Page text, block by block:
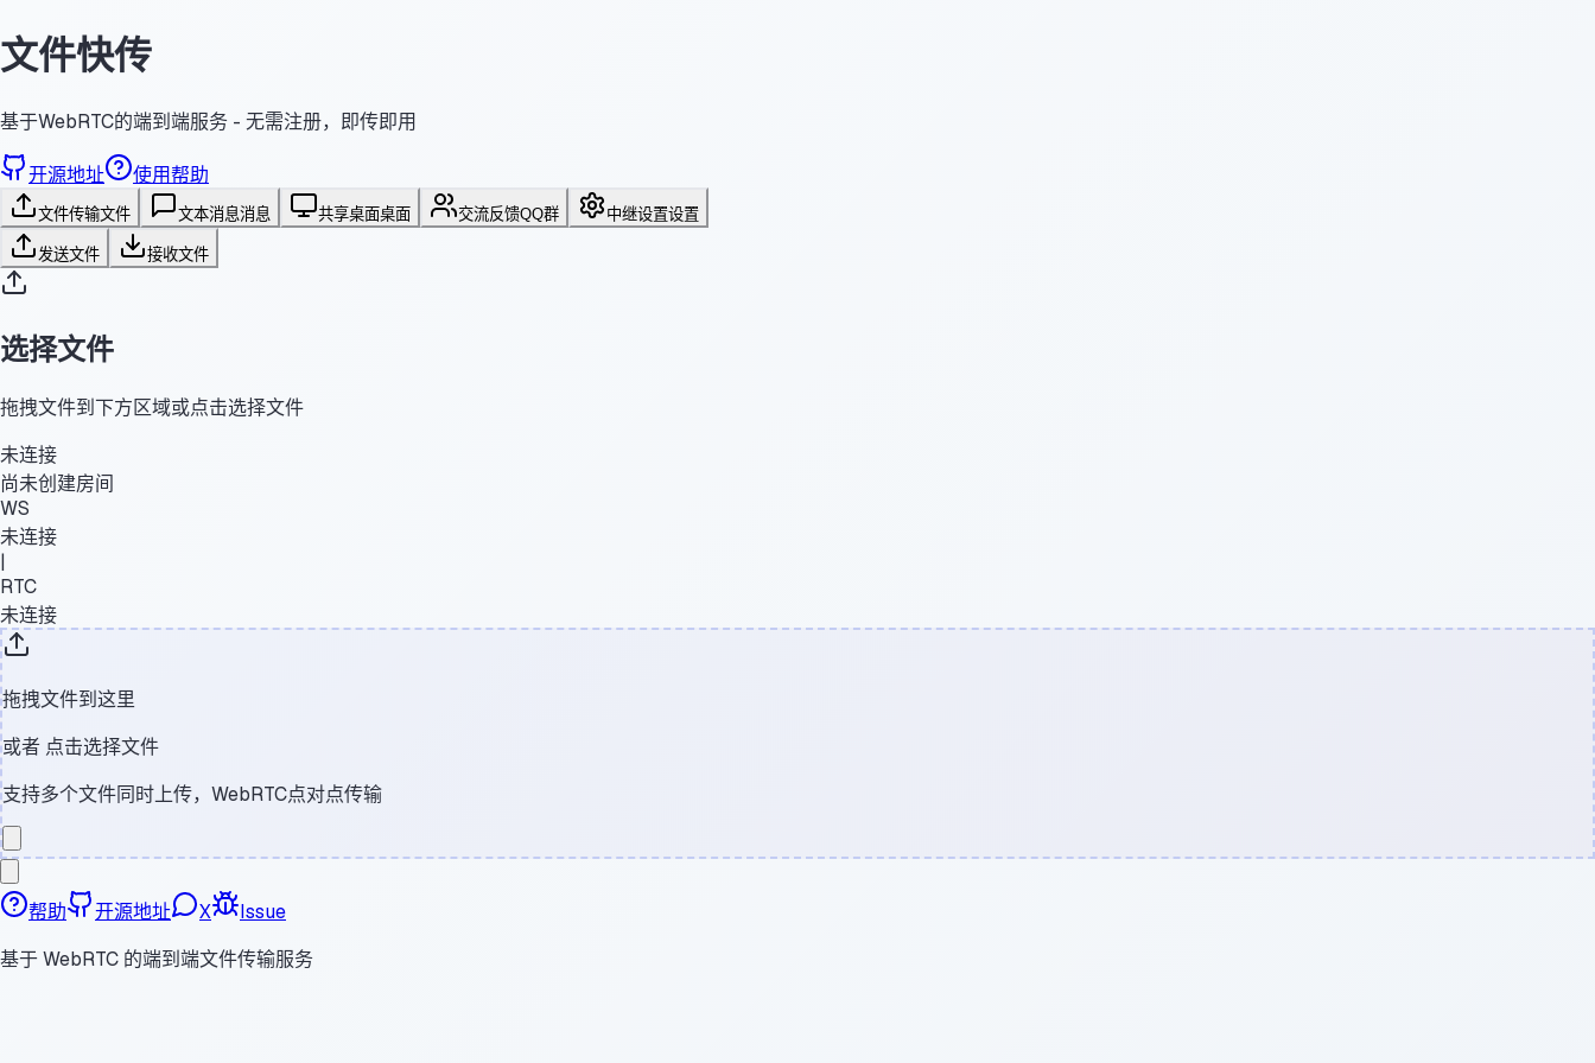
文件快传
基于WebRTC的端到端服务 - 无需注册，即传即用
开源地址 使用帮助
文件传输文件 文本消息消息 共享桌面桌面 交流反馈QQ群 中继设置设置
发送文件 接收文件
选择文件
拖拽文件到下方区域或点击选择文件
未连接
尚未创建房间
WS
未连接
|
RTC
未连接
拖拽文件到这里
或者 点击选择文件
支持多个文件同时上传，WebRTC点对点传输
帮助 开源地址 X
Issue
基于 WebRTC 的端到端文件传输服务